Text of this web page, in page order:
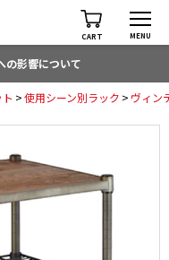
CART MENU
の影響について
>使用シーン別ラック > ヴィン